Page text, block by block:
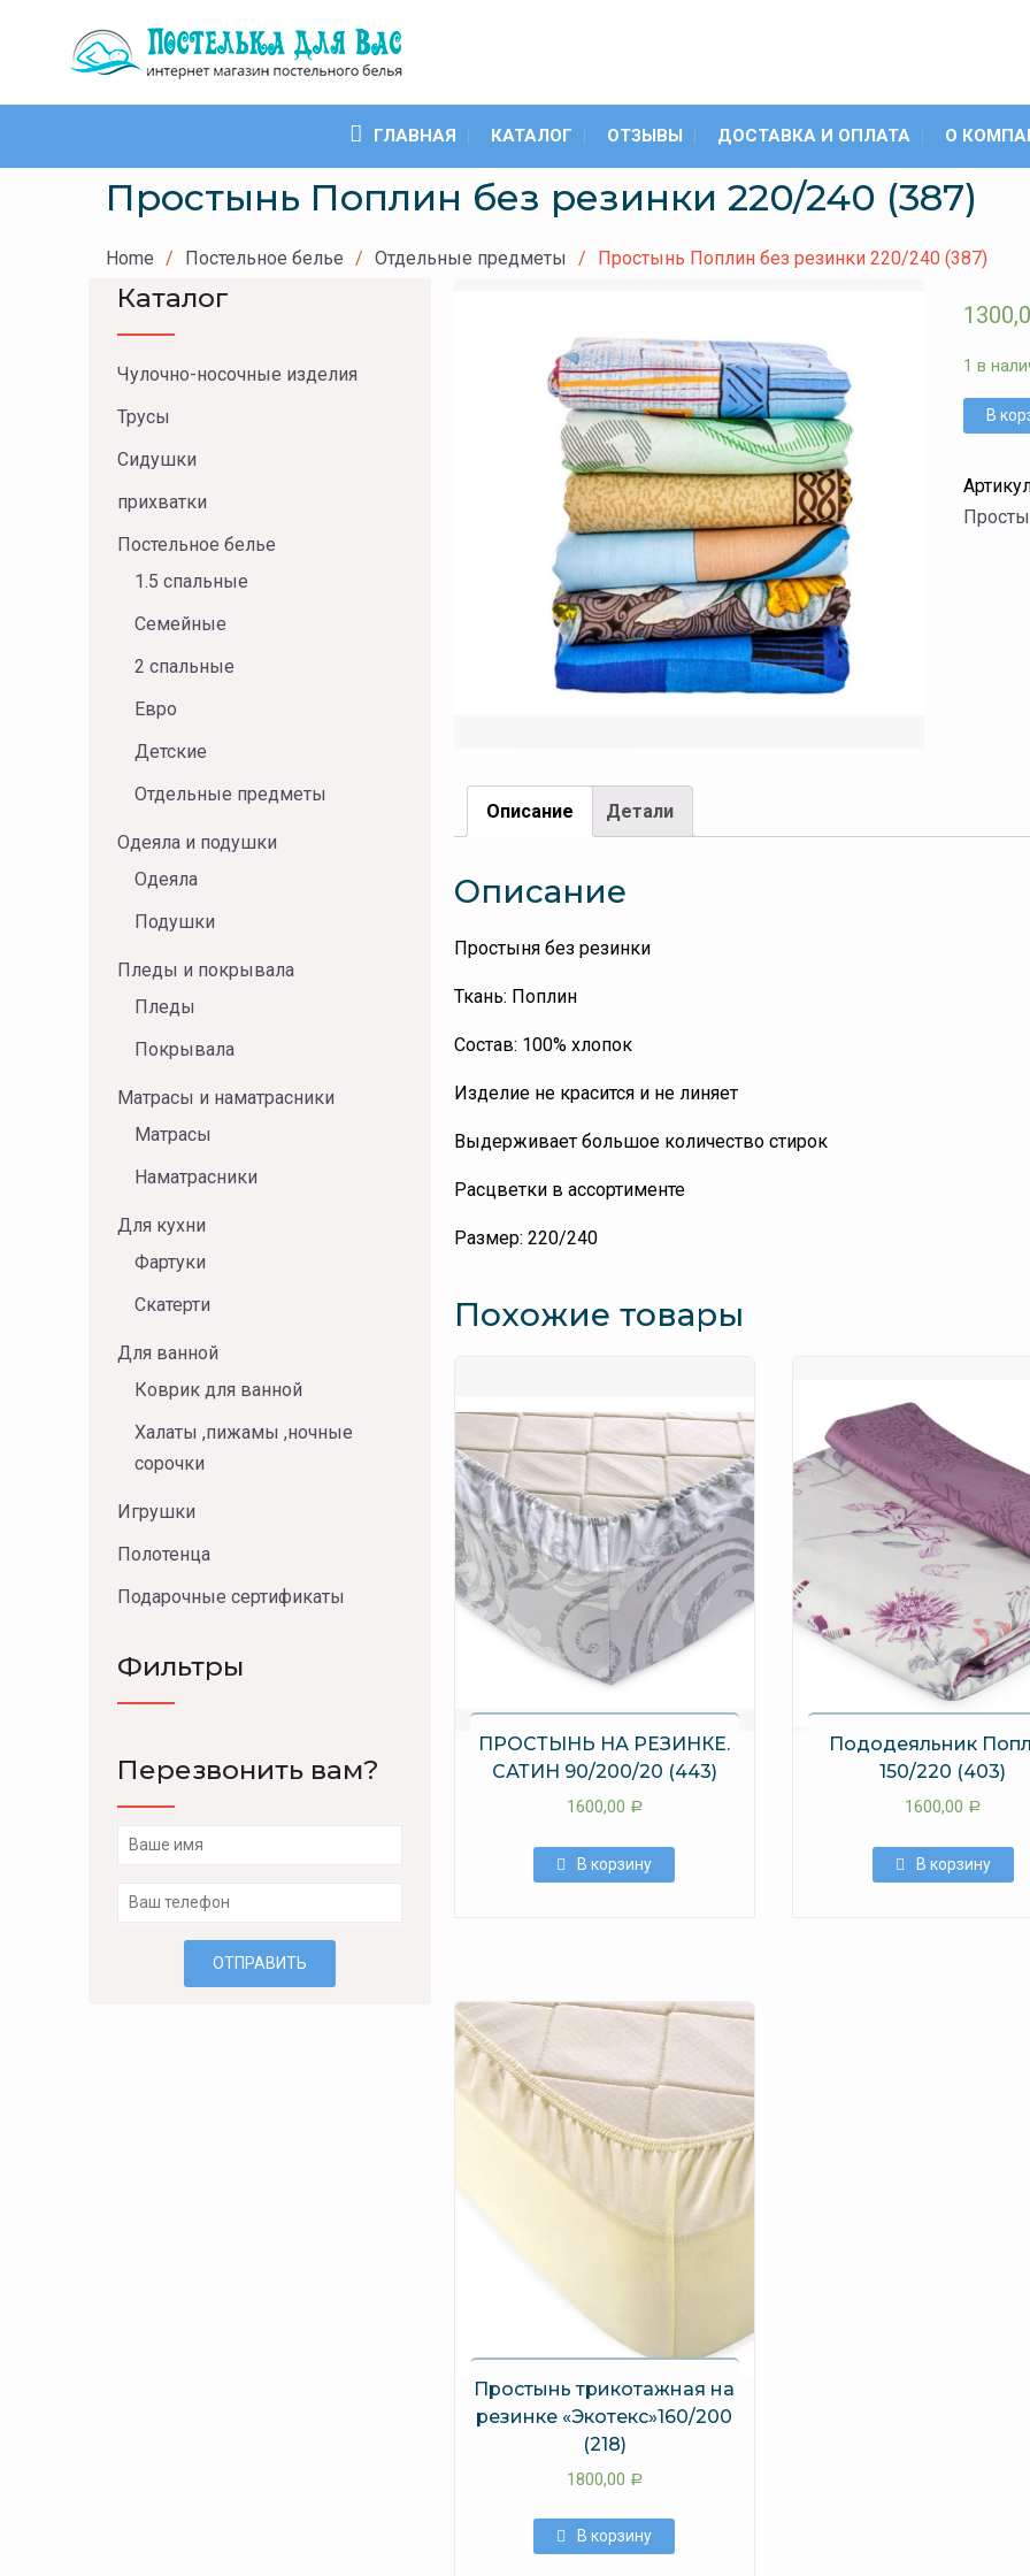
ГЛАВНАЯ КАТАЛОГ ОТЗЫВЫ ДОСТАВКА И ОПЛАТА О
Простынь Поплин без резинки 220/240 (387)
Home Постельное белье Отдельные предметы Простынь Поплин без резинки 220/240 (387)
1 в
В
Описание Детали
Описание
Простыня без резинки
Ткань: Поплин
Состав: 100% хлопок
Изделие не красится и не линяет
Выдерживает большое количество стирок
Расцветки в ассортименте
Размер: 220/240
Похожие товары
ПРОСТЫНЬ НА РЕЗИНКЕ.
САТИН 90/200/20 (443)
1600,00 Р
В корзину
Пододеяльник
150/220 (403)
1600,00 Р
В корзину
Простынь трикотажная на
резинке «Экотекс»160/200
(218)
1800,00 Р
В корзину
Каталог
Чулочно-носочные изделия
Трусы
Сидушки
прихватки
Постельное белье
1.5 спальные
Семейные
2 спальные
Евро
Детские
Отдельные предметы
Одеяла и подушки
Одеяла
Подушки
Пледы и покрывала
Пледы
Покрывала
Матрасы и наматрасники
Матрасы
Наматрасники
Для кухни
Фартуки
Скатерти
Для ванной
Коврик для ванной
Халаты ,пижамы ,ночные
сорочки
Игрушки
Полотенца
Подарочные сертификаты
Фильтры
Перезвонить вам?